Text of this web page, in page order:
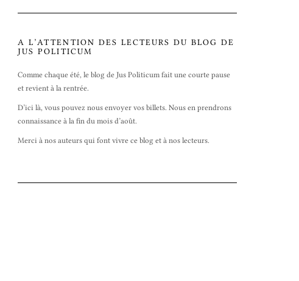
A L’ATTENTION DES LECTEURS DU BLOG DE
JUS POLITICUM
Comme chaque été, le blog de Jus Politicum fait une courte pause
et revient à la rentrée.
D’ici là, vous pouvez nous envoyer vos billets. Nous en prendrons
connaissance à la fin du mois d’août.
Merci à nos auteurs qui font vivre ce blog et à nos lecteurs.